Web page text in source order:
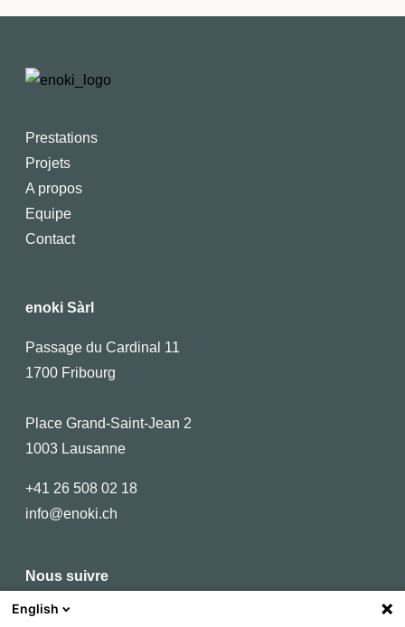
Prestations
Projets
A propos
Equipe
Contact
enoki Sàrl
Passage du Cardinal 11
1700 Fribourg
Place Grand-Saint-Jean 2
1003 Lausanne
+41 26 508 02 18
info@enoki.ch
Nous suivre
Linkedin
English